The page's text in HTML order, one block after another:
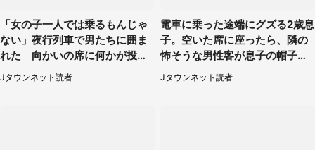
「女の子一人では乗るもんじゃ
ない」夜行列車で男たちに囲ま
れた 向かいの席に何かが投げ
られて（秋田県・60代女性）
Jタウンネット読者
電車に乗った途端にグズる2歳息
子。空いた席に座ったら、隣の
怖そうな男性客が息子の帽子に
手を伸ばし（千葉県・40代女
性）
Jタウンネット読者